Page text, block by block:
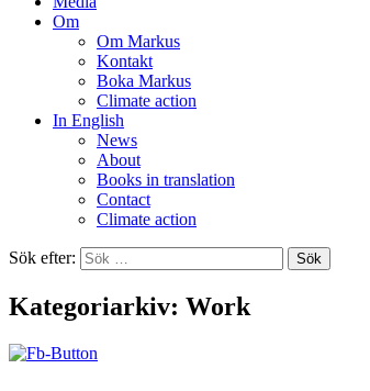
Om
Om Markus
Kontakt
Boka Markus
Climate action
In English
News
About
Books in translation
Contact
Climate action
Sök efter:
Kategoriarkiv: Work